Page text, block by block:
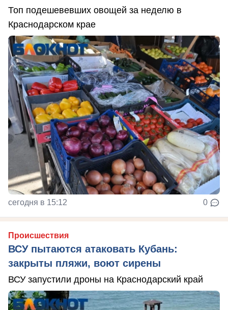
Топ подешевевших овощей за неделю в
Краснодарском крае
сегодня в 15:12 0
Происшествия
ВСУ пытаются атаковать Кубань:
закрыты пляжи, воют сирены
ВСУ запустили дроны на Краснодарский край